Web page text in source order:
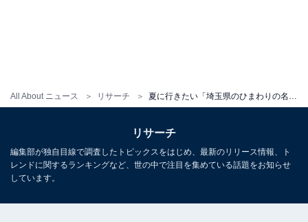
All About ニュース リサーチ
リサーチ
編集部が独自目線で調査したトピックスをはじめ、最新のリリース情報、ト
レンドに関するランキングなど、世の中で注目を集めている話題をお知らせ
しています。